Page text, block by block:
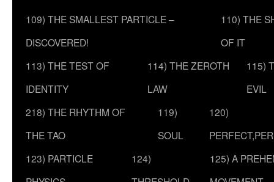
109) THE SMALLEST PARTICLE –
DISCOVERED!
110) THE
OF IT
113) THE TEST OF
IDENTITY
114) THE ZEROTH
LAW
115)
EVIL
218) THE RHYTHM OF
THE TAO
119)
SOUL
120)
123) PARTICLE
124)
125) A